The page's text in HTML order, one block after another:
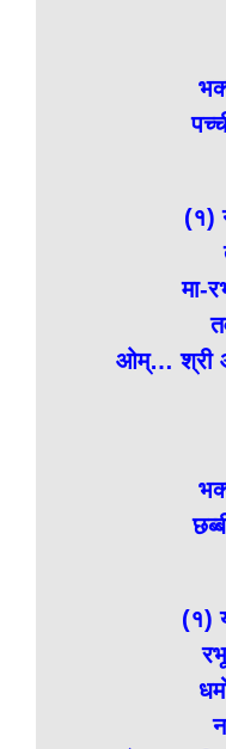
(१)
मा-
ओम्… श्री
(१)